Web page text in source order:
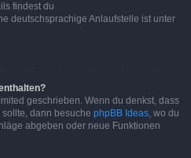
findest du
deutschsprachige Anlaufstelle ist unter
geschrieben. Wenn du denkst, dass
dann besuche phpBB Ideas, wo du
abgeben oder neue Funktionen